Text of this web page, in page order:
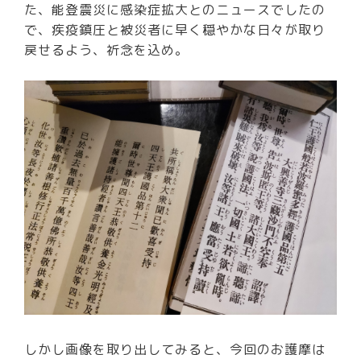
た、能登震災に感染症拡大とのニュースでしたの
で、疾疫鎮圧と被災者に早く穏やかな日々が取り
戻せるよう、祈念を込め。
しかし画像を取り出してみると、今回のお護摩は